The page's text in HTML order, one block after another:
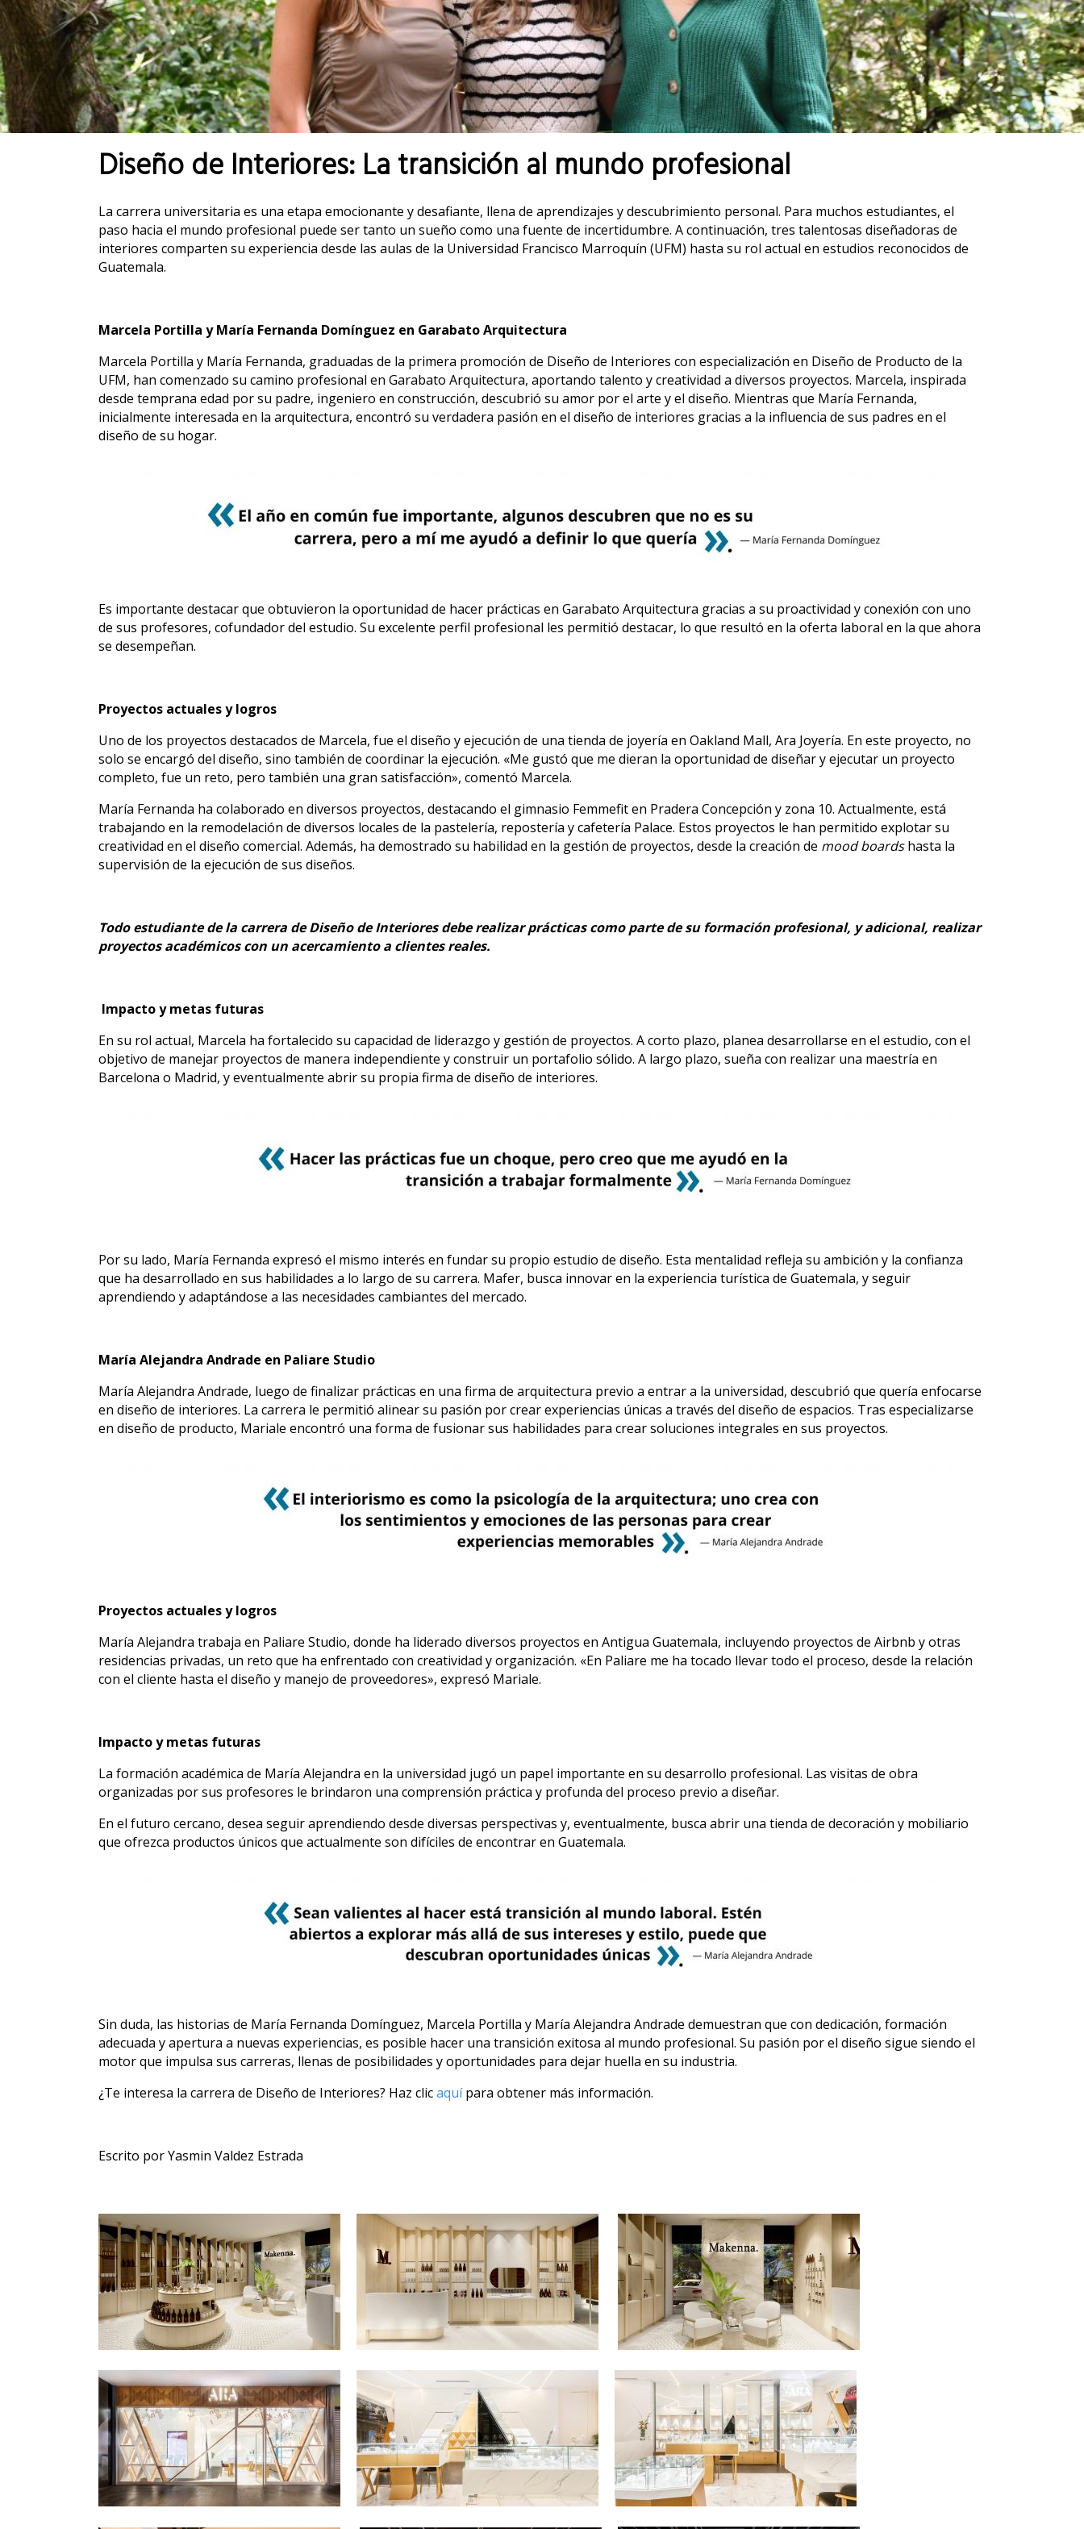
Diseño de Interiores: La transición al mundo profesional
La carrera universitaria es una etapa emocionante y desafiante, llena de aprendizajes y descubrimiento personal. Para muchos estudiantes, el
paso hacia el mundo profesional puede ser tanto un sueño como una fuente de incertidumbre. A continuación, tres talentosas diseñadoras de
interiores comparten su experiencia desde las aulas de la Universidad Francisco Marroquín (UFM) hasta su rol actual en estudios reconocidos de
Guatemala.
Marcela Portilla y María Fernanda Domínguez en Garabato Arquitectura
Marcela Portilla y María Fernanda, graduadas de la primera promoción de Diseño de Interiores con especialización en Diseño de Producto de la
UFM, han comenzado su camino profesional en Garabato Arquitectura, aportando talento y creatividad a diversos proyectos. Marcela, inspirada
desde temprana edad por su padre, ingeniero en construcción, descubrió su amor por el arte y el diseño. Mientras que María Fernanda,
inicialmente interesada en la arquitectura, encontró su verdadera pasión en el diseño de interiores gracias a la influencia de sus padres en el
diseño de su hogar.
Es importante destacar que obtuvieron la oportunidad de hacer prácticas en Garabato Arquitectura gracias a su proactividad y conexión con uno
de sus profesores, cofundador del estudio. Su excelente perfil profesional les permitió destacar, lo que resultó en la oferta laboral en la que ahora
se desempeñan.
Proyectos actuales y logros
Uno de los proyectos destacados de Marcela, fue el diseño y ejecución de una tienda de joyería en Oakland Mall, Ara Joyería. En este proyecto, no
solo se encargó del diseño, sino también de coordinar la ejecución. «Me gustó que me dieran la oportunidad de diseñar y ejecutar un proyecto
completo, fue un reto, pero también una gran satisfacción», comentó Marcela.
María Fernanda ha colaborado en diversos proyectos, destacando el gimnasio Femmefit en Pradera Concepción y zona 10. Actualmente, está
trabajando en la remodelación de diversos locales de la pastelería, repostería y cafetería Palace. Estos proyectos le han permitido explotar su
creatividad en el diseño comercial. Además, ha demostrado su habilidad en la gestión de proyectos, desde la creación de mood boardshasta la
supervisión de la ejecución de sus diseños.
Todo estudiante de la carrera de Diseño de Interiores debe realizar prácticas como parte de su formación profesional, y adicional, realizar
proyectos académicos con un acercamiento a clientes reales.
Impacto y metas futuras
En su rol actual, Marcela ha fortalecido su capacidad de liderazgo y gestión de proyectos. A corto plazo, planea desarrollarse en el estudio, con el
objetivo de manejar proyectos de manera independiente y construir un portafolio sólido. A largo plazo, sueña con realizar una maestría en
Barcelona o Madrid, y eventualmente abrir su propia firma de diseño de interiores.
Por su lado, María Fernanda expresó el mismo interés en fundar su propio estudio de diseño. Esta mentalidad refleja su ambición y la confianza
que ha desarrollado en sus habilidades a lo largo de su carrera. Mafer, busca innovar en la experiencia turística de Guatemala, y seguir
aprendiendo y adaptándose a las necesidades cambiantes del mercado.
María Alejandra Andrade en Paliare Studio
María Alejandra Andrade, luego de finalizar prácticas en una firma de arquitectura previo a entrar a la universidad, descubrió que quería enfocarse
en diseño de interiores. La carrera le permitió alinear su pasión por crear experiencias únicas a través del diseño de espacios. Tras especializarse
en diseño de producto, Mariale encontró una forma de fusionar sus habilidades para crear soluciones integrales en sus proyectos.
Proyectos actuales y logros
María Alejandra trabaja en Paliare Studio, donde ha liderado diversos proyectos en Antigua Guatemala, incluyendo proyectos de Airbnb y otras
residencias privadas, un reto que ha enfrentado con creatividad y organización. «En Paliare me ha tocado llevar todo el proceso, desde la relación
con el cliente hasta el diseño y manejo de proveedores», expresó Mariale.
Impacto y metas futuras
La formación académica de María Alejandra en la universidad jugó un papel importante en su desarrollo profesional. Las visitas de obra
organizadas por sus profesores le brindaron una comprensión práctica y profunda del proceso previo a diseñar.
En el futuro cercano, desea seguir aprendiendo desde diversas perspectivas y, eventualmente, busca abrir una tienda de decoración y mobiliario
que ofrezca productos únicos que actualmente son difíciles de encontrar en Guatemala.
Sin duda, las historias de María Fernanda Domínguez, Marcela Portilla y María Alejandra Andrade demuestran que con dedicación, formación
adecuada y apertura a nuevas experiencias, es posible hacer una transición exitosa al mundo profesional. Su pasión por el diseño sigue siendo el
motor que impulsa sus carreras, llenas de posibilidades y oportunidades para dejar huella en su industria.
¿Te interesa la carrera de Diseño de Interiores? Haz clicaquípara obtener más información.
Escrito por Yasmin Valdez Estrada